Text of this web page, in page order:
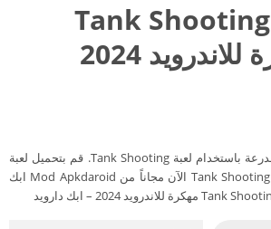
تحميل لعبة Tank Shooting
ادخل إلى عالم الحرب المدرعة باستخدام لعبة Tank Shooting. قم بتحميل لعبة
تحميل لعبة Tank Shooting : Bang Bang الآن مجاناً من Mod Apkdaroid ابك